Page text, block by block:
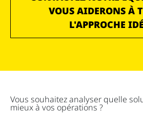
VOUS AIDERONS À
L'APPROCHE
Vous souhaitez analyser quelle
mieux à vos opérations ?